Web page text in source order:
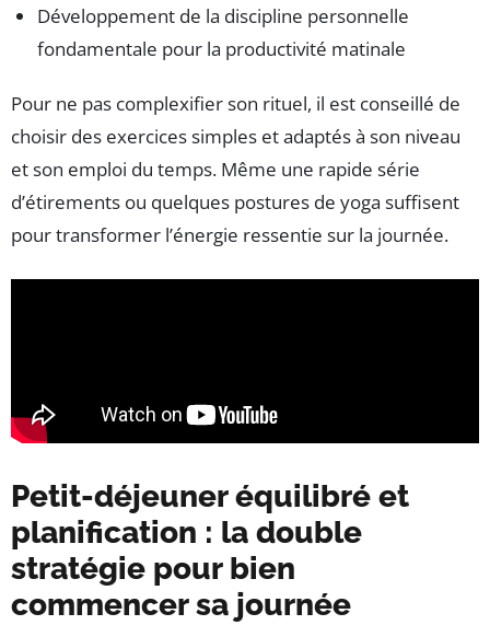
Développement de la discipline personnelle
fondamentale pour la productivité matinale
Pour ne pas complexifier son rituel, il est conseillé de
choisir des exercices simples et adaptés à son niveau
et son emploi du temps. Même une rapide série
d’étirements ou quelques postures de yoga suffisent
pour transformer l’énergie ressentie sur la journée.
Petit-déjeuner équilibré et
planification : la double
stratégie pour bien
commencer sa journée